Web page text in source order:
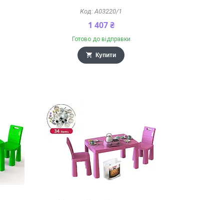
A03220/1
1 407 ₴
Готово до відправки
Купити